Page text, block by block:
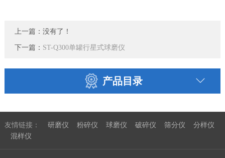
上一篇：没有了！
下一篇： ST-Q300单罐行星式球磨仪
产品目录
友情链接： 研磨仪 粉碎仪 球磨仪 破碎仪 筛分仪
分样仪
混样仪